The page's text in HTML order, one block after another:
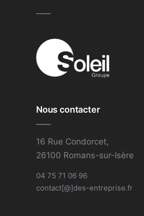
Nous contacter
16 Rue Condorcet,
26100 Romans-sur-Isère
04 75 71 06 96
contact[@]des-entreprise.fr